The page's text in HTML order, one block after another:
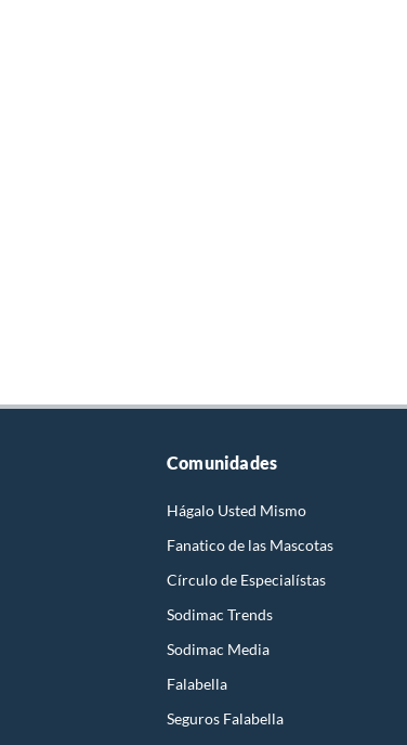
Comunidades
Hágalo Usted Mismo
Fanatico de las Mascotas
Círculo de Especialístas
Sodimac Trends
Sodimac Media
Falabella
Seguros Falabella